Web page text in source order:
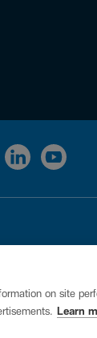
on site
Learn